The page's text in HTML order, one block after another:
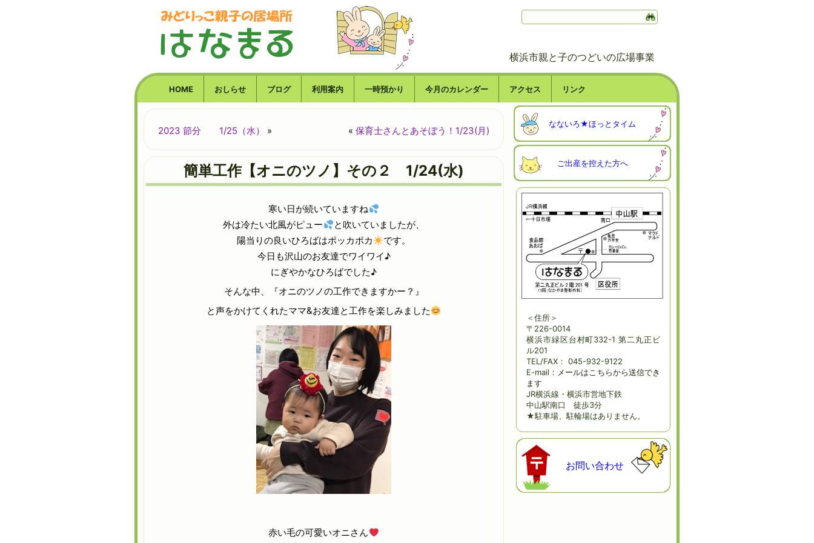
横浜市親と子のつどいの広場事業
HOME おしらせ ブログ 利用案内 一時預かり 今月のカレンダー アクセス リンク
2023 節分 1/25（水） » « 保育士さんとあそぼう！1/23(月)
簡単工作【オニのツノ】その２ 1/24(水)
寒い日が続いていますね
外は冷たい北風がピュー
と吹いていましたが、
陽当りの良いひろばはポッカポカ
です。
今日も沢山のお友達でワイワイ♪
にぎやかなひろばでした♪
そんな中、『オニのツノの工作できますかー？』
と声をかけてくれたママ&お友達と工作を楽しみました
赤い毛の可愛いオニさん
なないろ★ほっとタイム
ご出産を控えた方へ
＜住所＞
〒226-0014
横浜市緑区台村町332-1 第二丸正ビ
ル201
TEL/FAX： 045-932-9122
E-mail： メールはこちらから送信でき
ます
JR横浜線・横浜市営地下鉄
中山駅南口 徒歩3分
★駐車場、駐輪場はありません。
お問い合わせ